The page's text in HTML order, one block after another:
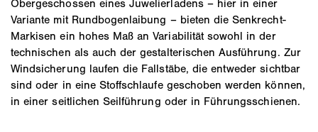
Obergeschossen eines Juwelierladens – hier in einer
Variante mit Rundbogenlaibung – bieten die Senkrecht-
Markisen ein hohes Maß an Variabilität sowohl in der
technischen als auch der gestalterischen Ausführung. Zur
Windsicherung laufen die Fallstäbe, die entweder sichtbar
sind oder in eine Stoffschlaufe geschoben werden können,
in einer seitlichen Seilführung oder in Führungsschienen.